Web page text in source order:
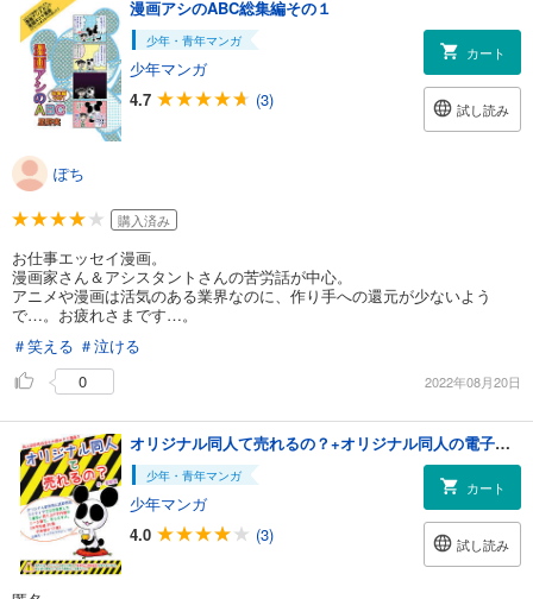
漫画アシのABC総集編その１
少年・青年マンガ
少年マンガ
4.7
(3)
カート
試し読み
ぽち
購入済み
お仕事エッセイ漫画。
漫画家さん＆アシスタントさんの苦労話が中心。
アニメや漫画は活気のある業界なのに、作り手への還元が少ないよう
で…。お疲れさまです…。
＃笑える ＃泣ける
0
2022年08月20日
オリジナル同人て売れるの？+オリジナル同人の電子書籍て売れるの？etc…
少年・青年マンガ
少年マンガ
4.0
(3)
カート
試し読み